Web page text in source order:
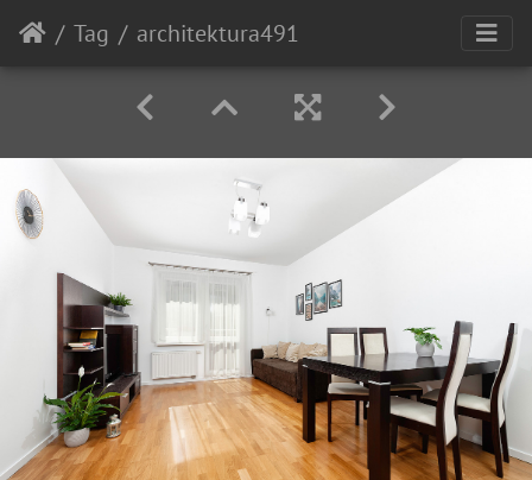
Tag architektura491